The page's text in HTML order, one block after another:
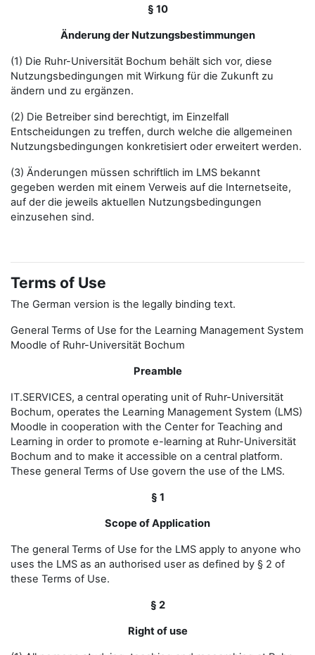
§ 10
Änderung der Nutzungsbestimmungen
(1) Die Ruhr-Universität Bochum behält sich vor, diese
Nutzungsbedingungen mit Wirkung für die Zukunft zu
ändern und zu ergänzen.
(2) Die Betreiber sind berechtigt, im Einzelfall
Entscheidungen zu treffen, durch welche die allgemeinen
Nutzungsbedingungen konkretisiert oder erweitert werden.
(3) Änderungen müssen schriftlich im LMS bekannt
gegeben werden mit einem Verweis auf die Internetseite,
auf der die jeweils aktuellen Nutzungsbedingungen
einzusehen sind.
Terms of Use
The German version is the legally binding text.
General Terms of Use for the Learning Management System
Moodle of Ruhr-Universität Bochum
Preamble
IT.SERVICES, a central operating unit of Ruhr-Universität
Bochum, operates the Learning Management System (LMS)
Moodle in cooperation with the Center for Teaching and
Learning in order to promote e-learning at Ruhr-Universität
Bochum and to make it accessible on a central platform.
These general Terms of Use govern the use of the LMS.
§ 1
Scope of Application
The general Terms of Use for the LMS apply to anyone who
uses the LMS as an authorised user as defined by § 2 of
these Terms of Use.
§ 2
Right of use